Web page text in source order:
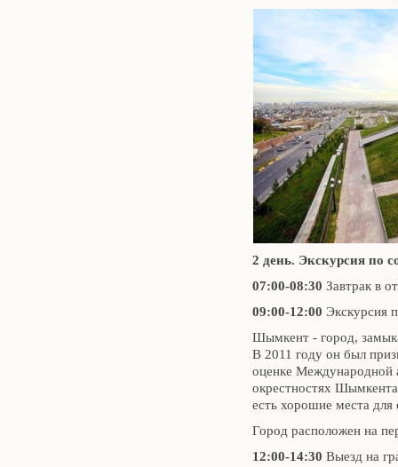
2 день. Экскурсия по
07:00-08:30 Завтрак в
09:00-12:00 Экскурсия
Шымкент - город,
В 2011 году он был
оценке Международной
окрестностях Шымкента
есть хорошие места
Город расположен на
12:00-14:30 Выезд на